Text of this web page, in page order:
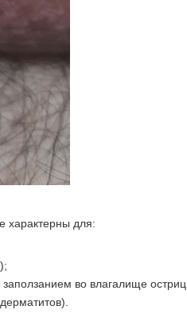
характерны для:
во влагалище остриц,